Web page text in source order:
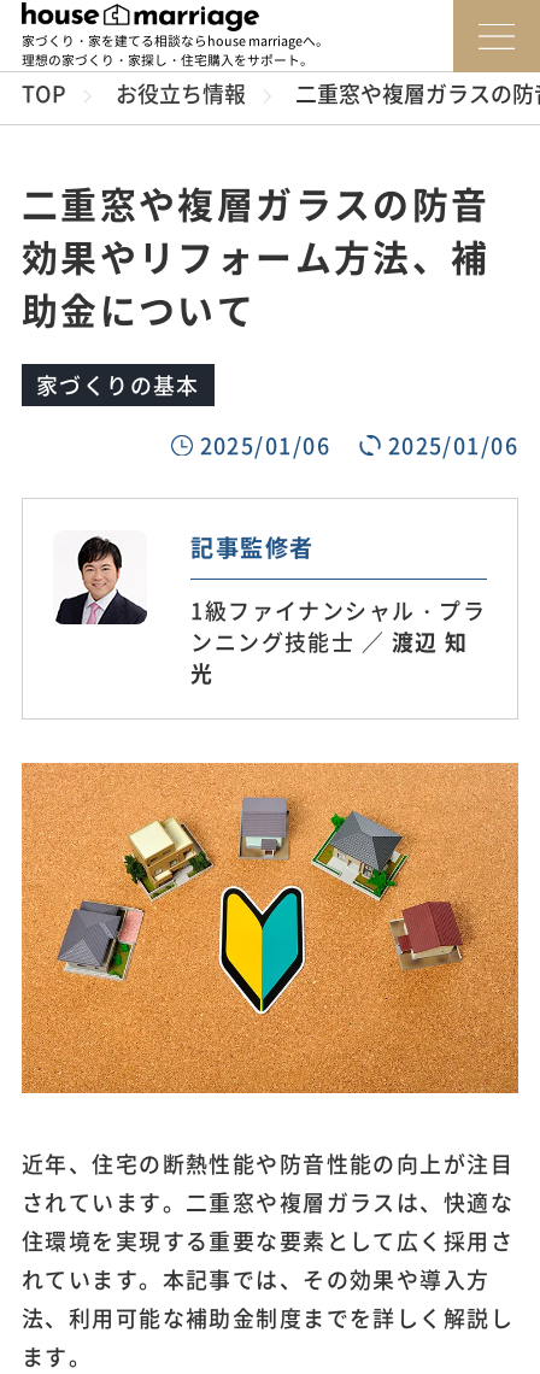
家づくり・家を建てる相談ならhouse marriageへ。
理想の家づくり・家探し・住宅購入をサポート。
TOP お役立ち情報 二重窓や複層ガラスの
二重窓や複層ガラスの防音
効果やリフォーム方法、補
助金について
家づくりの基本
2025/01/06
2025/01/06
記事監修者
1級ファイナンシャル・プラ
ンニング技能士 ／ 渡辺 知
光
近年、住宅の断熱性能や防音性能の向上が注目
されています。二重窓や複層ガラスは、快適な
住環境を実現する重要な要素として広く採用さ
れています。本記事では、その効果や導入方
法、利用可能な補助金制度までを詳しく解説し
ます。